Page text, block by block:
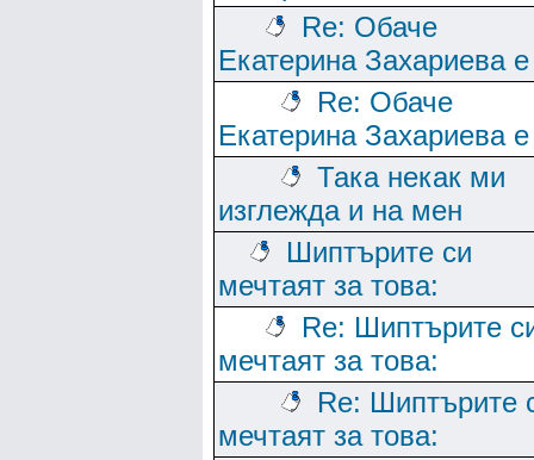
Re: Обаче
Екатерина Захариева е
Re: Обаче
Екатерина Захариева е
Така некак ми
изглежда и на мен
Шиптърите си
мечтаят за това:
Re: Шиптърите
мечтаят за това:
Re: Шиптърите
мечтаят за това: